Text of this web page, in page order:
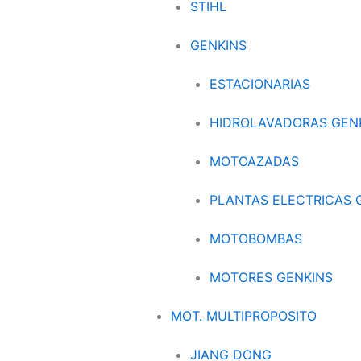
STIHL
GENKINS
ESTACIONARIAS
HIDROLAVADORAS
MOTOAZADAS
PLANTAS ELECTRICAS
MOTOBOMBAS
MOTORES GENKINS
MOT. MULTIPROPOSITO
JIANG DONG